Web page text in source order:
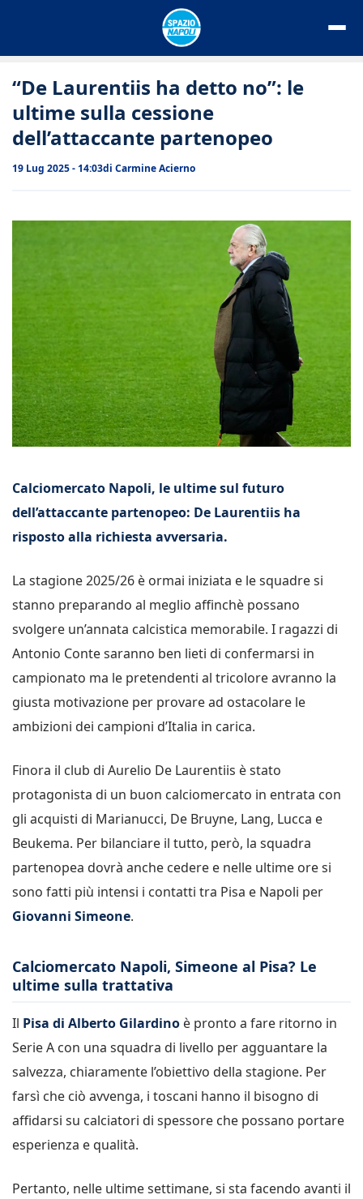
“De Laurentiis ha detto no”: le
ultime sulla cessione
dell’attaccante partenopeo
19 Lug 2025 - 14:03di Carmine Acierno
Calciomercato Napoli, le ultime sul futuro
dell’attaccante partenopeo: De Laurentiis ha
risposto alla richiesta avversaria.
La stagione 2025/26 è ormai iniziata e le squadre si
stanno preparando al meglio affinchè possano
svolgere un’annata calcistica memorabile. I ragazzi di
Antonio Conte saranno ben lieti di confermarsi in
campionato ma le pretendenti al tricolore avranno la
giusta motivazione per provare ad ostacolare le
ambizioni dei campioni d’Italia in carica.
Finora il club di Aurelio De Laurentiis è stato
protagonista di un buon calciomercato in entrata con
gli acquisti di Marianucci, De Bruyne, Lang, Lucca e
Beukema. Per bilanciare il tutto, però, la squadra
partenopea dovrà anche cedere e nelle ultime ore si
sono fatti più intensi i contatti tra Pisa e Napoli per
Giovanni Simeone.
Calciomercato Napoli, Simeone al Pisa? Le
ultime sulla trattativa
Il Pisa di Alberto Gilardino è pronto a fare ritorno in
Serie A con una squadra di livello per agguantare la
salvezza, chiaramente l’obiettivo della stagione. Per
farsì che ciò avvenga, i toscani hanno il bisogno di
affidarsi su calciatori di spessore che possano portare
esperienza e qualità.
Pertanto, nelle ultime settimane, si sta facendo avanti il